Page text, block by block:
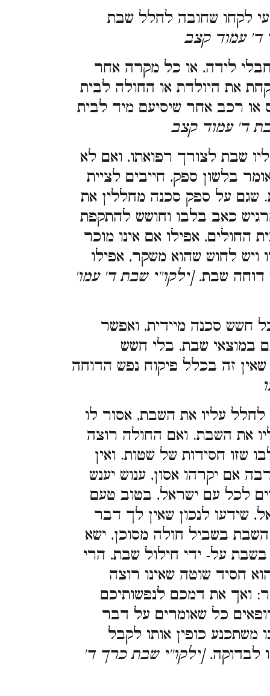
לקחו שחובה לחלל שבת
ד' עמוד קצב
לידה, או כל מקרה אחר
את היולדת או החולה לבית
או רכב אחר שיסיעם מיד לבית
ד' עמוד קצב
שבת לצורך רפואתו, ואם לא
בלשון ספק, חייבים לציית
שגם על ספק סכנה מחללין את
כאב בלבו וחושש להתקפת
החולים, אפילו אם אינו מוכר
ויש לחוש שהוא משקר, אפילו
דוחה שבת. [ילקו''י שבת ד' עמו'
חשש סכנה מיידית, ואפשר
במוצאי שבת, בלי חשש
זה בכלל פיקוח נפש הדוחה
עליו את השבת, אסור לו
את השבת. ואם החולה רוצה
שזו חסידות של שטות. ואין
אם יקרהו אסון, ענוש יענש
לכל עם ישראל, בטוב טעם
שידעו לנכון שאין לך דבר
בשביל חולה מסוכן, ישא
על- ידי חילול שבת, הרי
חסיד שוטה שאינו רוצה
ואך את דמכם לנפשותיכם
כל שאומרים על דבר
משתכנע כופין אותו לקבל
לבדוקה. [ילקו''י שבת כרך ד'